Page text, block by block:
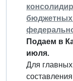
бюджетных
Подаем в
июля.
Для